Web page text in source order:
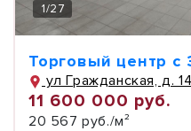
1/27
Торговый центр с
ул Гражданская, д. 14
11 600 000 руб.
20 567 руб./м²